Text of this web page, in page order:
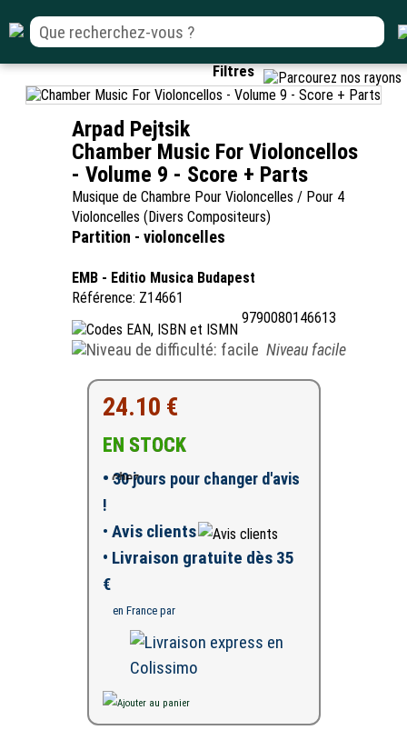
Filtres
Arpad Pejtsik
Chamber Music For Violoncellos
- Volume 9 - Score + Parts
Musique de Chambre Pour Violoncelles / Pour 4
Violoncelles (Divers Compositeurs)
Partition - violoncelles
EMB - Editio Musica Budapest
Référence: Z14661
9790080146613
Niveau facile
24.10 €
EN STOCK
•30 jours pour changer d'avis
!
• Avis clients
• Livraison gratuite dès 35
€
en France par